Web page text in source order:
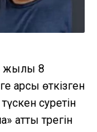
жылы 8
қарсы өткізген
суретін
атты трегін